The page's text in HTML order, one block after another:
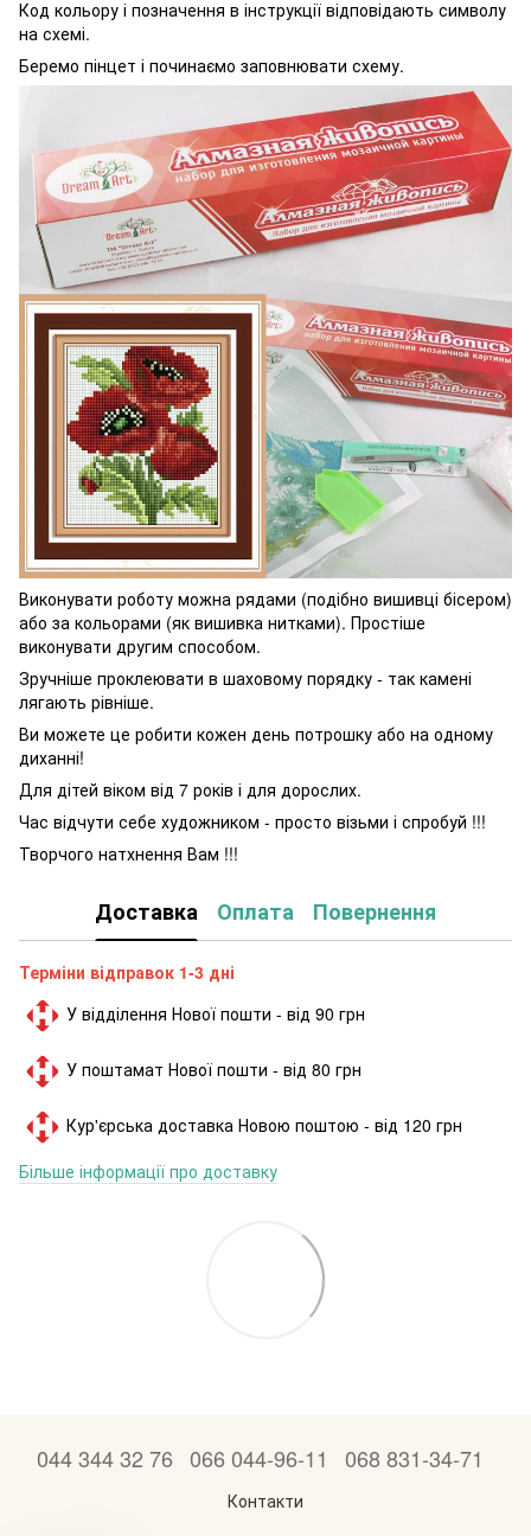
Код кольору і позначення в інструкції відповідають символу
на схемі.
Беремо пінцет і починаємо заповнювати схему.
Виконувати роботу можна рядами (подібно вишивці бісером)
або за кольорами (як вишивка нитками). Простіше
виконувати другим способом.
Зручніше проклеювати в шаховому порядку - так камені
лягають рівніше.
Ви можете це робити кожен день потрошку або на одному
диханні!
Для дітей віком від 7 років і для дорослих.
Час відчути себе художником - просто візьми і спробуй !!!
Творчого натхнення Вам !!!
Доставка Оплата Повернення
Терміни відправок 1-3 дні
У відділення Нової пошти - від 90 грн
У поштамат Нової пошти - від 80 грн
Кур'єрська доставка Новою поштою - від 120 грн
Більше інформації про доставку
044 344 32 76 066 044-96-11 068 831-34-71
Контакти